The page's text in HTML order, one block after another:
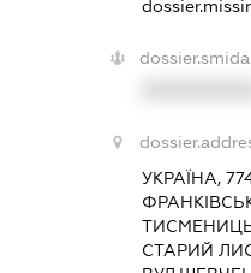
УКРАЇНА,
СТАРИЙ